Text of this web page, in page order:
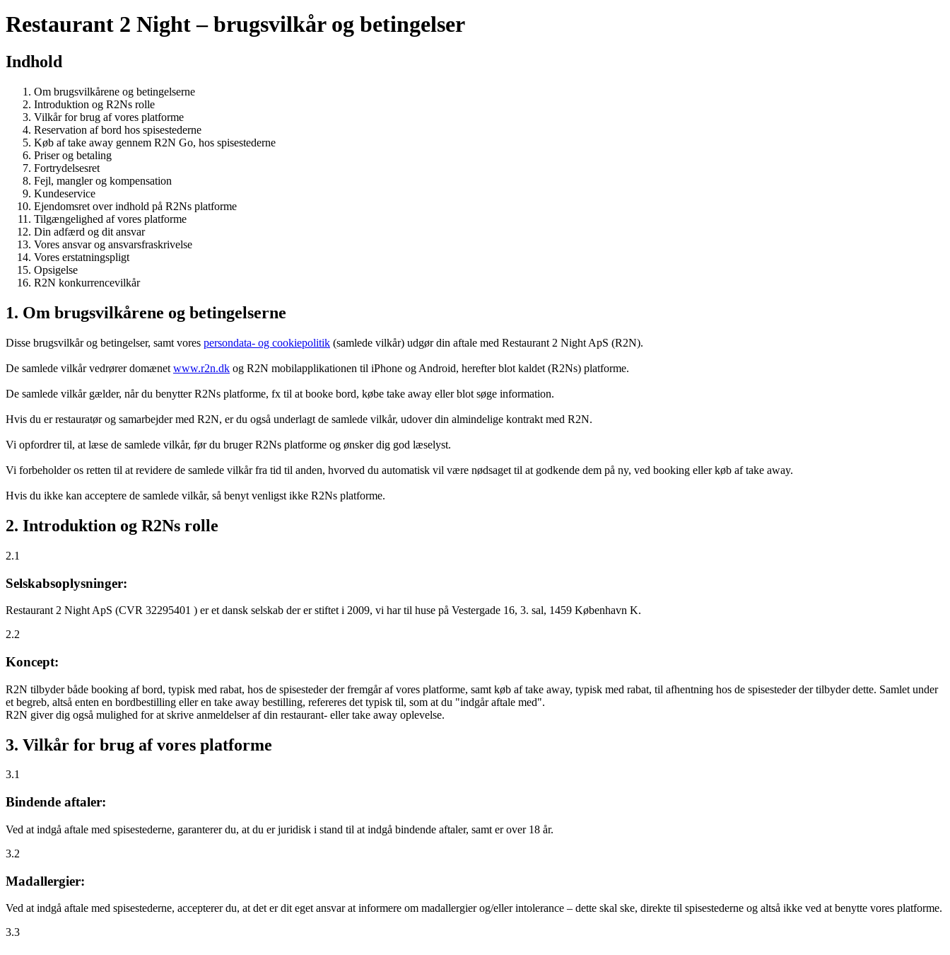
Restaurant 2 Night – brugsvilkår og betingelser
Indhold
Om brugsvilkårene og betingelserne
Introduktion og R2Ns rolle
Vilkår for brug af vores platforme
Reservation af bord hos spisestederne
Køb af take away gennem R2N Go, hos spisestederne
Priser og betaling
Fortrydelsesret
Fejl, mangler og kompensation
Kundeservice
Ejendomsret over indhold på R2Ns platforme
Tilgængelighed af vores platforme
Din adfærd og dit ansvar
Vores ansvar og ansvarsfraskrivelse
Vores erstatningspligt
Opsigelse
R2N konkurrencevilkår
1. Om brugsvilkårene og betingelserne
Disse brugsvilkår og betingelser, samt vores persondata- og cookiepolitik (samlede vilkår) udgør din aftale med Restaurant 2 Night ApS (R2N).
De samlede vilkår vedrører domænet www.r2n.dk og R2N mobilapplikationen til iPhone og Android, herefter blot kaldet (R2Ns) platforme.
De samlede vilkår gælder, når du benytter R2Ns platforme, fx til at booke bord, købe take away eller blot søge information.
Hvis du er restauratør og samarbejder med R2N, er du også underlagt de samlede vilkår, udover din almindelige kontrakt med R2N.
Vi opfordrer til, at læse de samlede vilkår, før du bruger R2Ns platforme og ønsker dig god læselyst.
Vi forbeholder os retten til at revidere de samlede vilkår fra tid til anden, hvorved du automatisk vil være nødsaget til at godkende dem på ny, ved booking eller køb af take away.
Hvis du ikke kan acceptere de samlede vilkår, så benyt venligst ikke R2Ns platforme.
2. Introduktion og R2Ns rolle
2.1
Selskabsoplysninger:
Restaurant 2 Night ApS (CVR 32295401 ) er et dansk selskab der er stiftet i 2009, vi har til huse på Vestergade 16, 3. sal, 1459 København K.
2.2
Koncept:
R2N tilbyder både booking af bord, typisk med rabat, hos de spisesteder der fremgår af vores platforme, samt køb af take away, typisk med rabat, til afhentning hos de spisesteder der tilbyder dette. Samlet under
et begreb, altså enten en bordbestilling eller en take away bestilling, refereres det typisk til, som at du "indgår aftale med".
R2N giver dig også mulighed for at skrive anmeldelser af din restaurant- eller take away oplevelse.
3. Vilkår for brug af vores platforme
3.1
Bindende aftaler:
Ved at indgå aftale med spisestederne, garanterer du, at du er juridisk i stand til at indgå bindende aftaler, samt er over 18 år.
3.2
Madallergier:
Ved at indgå aftale med spisestederne, accepterer du, at det er dit eget ansvar at informere om madallergier og/eller intolerance – dette skal ske, direkte til spisestederne og altså ikke ved at benytte vores platforme.
3.3